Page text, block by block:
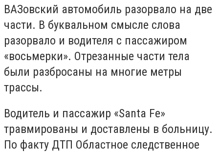
ВАЗовский автомобиль разорвало на две
части. В буквальном смысле слова
разорвало и водителя с пассажиром
«восьмерки». Отрезанные части тела
были разбросаны на многие метры
трассы.
Водитель и пассажир «Santa Fe»
травмированы и доставлены в больницу.
По факту ДТП Областное следственное